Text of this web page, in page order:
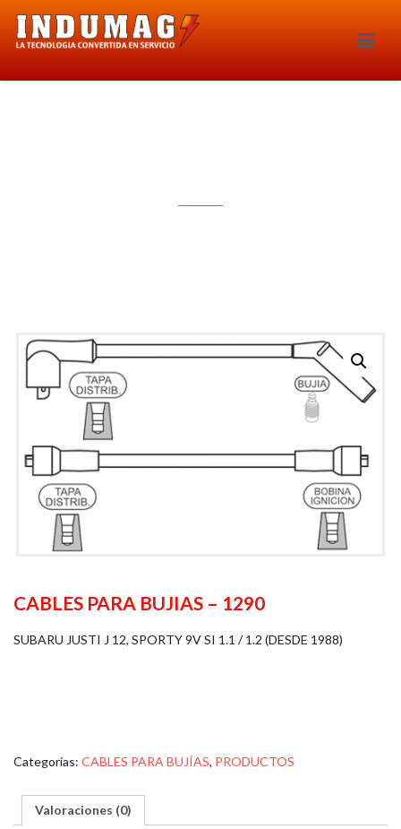
CABLES PARA BUJIAS – 1290
SUBARU JUSTI J 12, SPORTY 9V SI 1.1 / 1.2 (DESDE 1988)
Categorías: CABLES PARA BUJÍAS, PRODUCTOS
Valoraciones (0)